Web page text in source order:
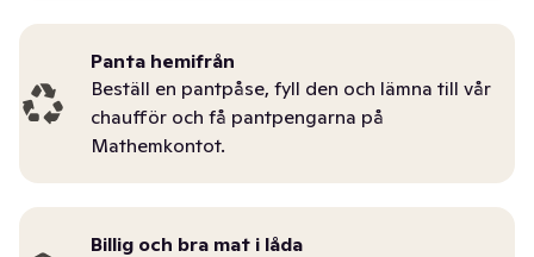
Panta hemifrån
Beställ en pantpåse, fyll den och lämna till vår
chaufför och få pantpengarna på
Mathemkontot.
Billig och bra mat i låda